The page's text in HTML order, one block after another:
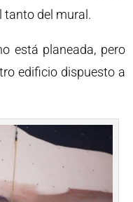
tanto del mural.
está planeada, pero
edificio dispuesto a